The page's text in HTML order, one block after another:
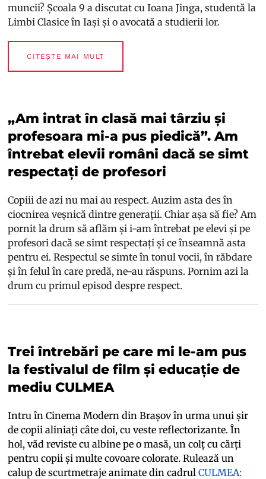
muncii? Școala 9 a discutat cu Ioana Jinga, studentă la
Limbi Clasice în Iași și o avocată a studierii lor.
CITEȘTE MAI MULT
„Am intrat în clasă mai târziu și
profesoara mi-a pus piedică”. Am
întrebat elevii români dacă se simt
respectați de profesori
Copiii de azi nu mai au respect. Auzim asta des în
ciocnirea veșnică dintre generații. Chiar așa să fie? Am
pornit la drum să aflăm și i-am întrebat pe elevi și pe
profesori dacă se simt respectați și ce înseamnă asta
pentru ei. Respectul se simte în tonul vocii, în răbdare
și în felul în care predă, ne-au răspuns. Pornim azi la
drum cu primul episod despre respect.
Trei întrebări pe care mi le-am pus
la festivalul de film și educație de
mediu CULMEA
Intru în Cinema Modern din Brașov în urma unui șir
de copii aliniați câte doi, cu veste reflectorizante. În
hol, văd reviste cu albine pe o masă, un colț cu cărți
pentru copii și multe covoare colorate. Rulează un
calup de scurtmetraje animate din cadrulCULMEA: